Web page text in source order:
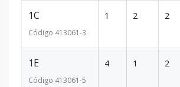
1C
Código 413061-3
1 2 2
1E
Código 413061-5
4 1 2